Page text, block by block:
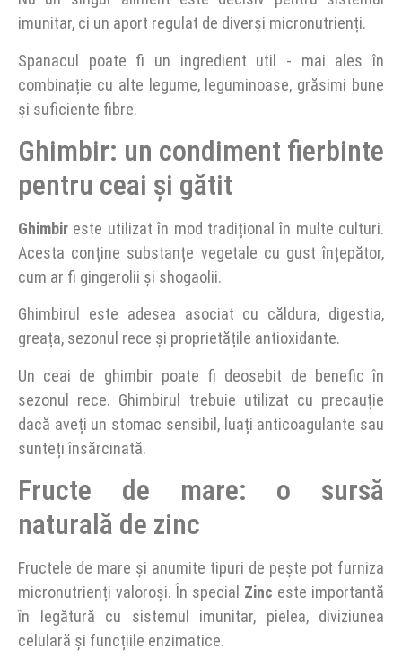
imunitar, ci un aport regulat de diverși micronutrienți.
Spanacul poate fi un ingredient util - mai ales în
combinație cu alte legume, leguminoase, grăsimi bune
și suficiente fibre.
Ghimbir: un condiment fierbinte
pentru ceai și gătit
Ghimbir este utilizat în mod tradițional în multe culturi.
Acesta conține substanțe vegetale cu gust înțepător,
cum ar fi gingerolii și shogaolii.
Ghimbirul este adesea asociat cu căldura, digestia,
greața, sezonul rece și proprietățile antioxidante.
Un ceai de ghimbir poate fi deosebit de benefic în
sezonul rece. Ghimbirul trebuie utilizat cu precauție
dacă aveți un stomac sensibil, luați anticoagulante sau
sunteți însărcinată.
Fructe de mare: o sursă
naturală de zinc
Fructele de mare și anumite tipuri de pește pot furniza
micronutrienți valoroși. În special Zinc este importantă
în legătură cu sistemul imunitar, pielea, diviziunea
celulară și funcțiile enzimatice.